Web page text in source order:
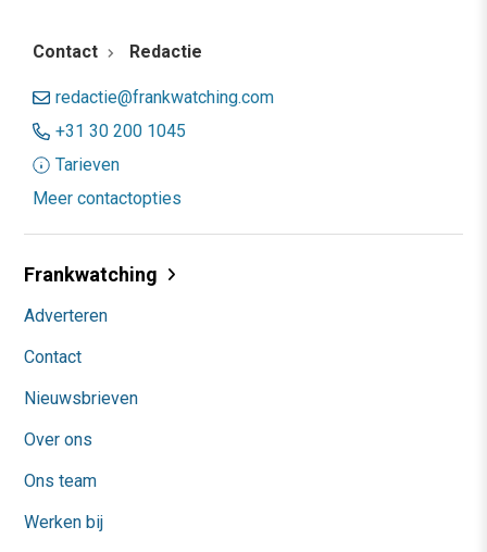
Contact Redactie
redactie@frankwatching.com
+31 30 200 1045
Tarieven
Meer contactopties
Frankwatching
Adverteren
Contact
Nieuwsbrieven
Over ons
Ons team
Werken bij